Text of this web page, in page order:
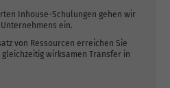
Inhouse-Schulungen gehen wir
ein.
von Ressourcen erreichen Sie
wirksamen Transfer in